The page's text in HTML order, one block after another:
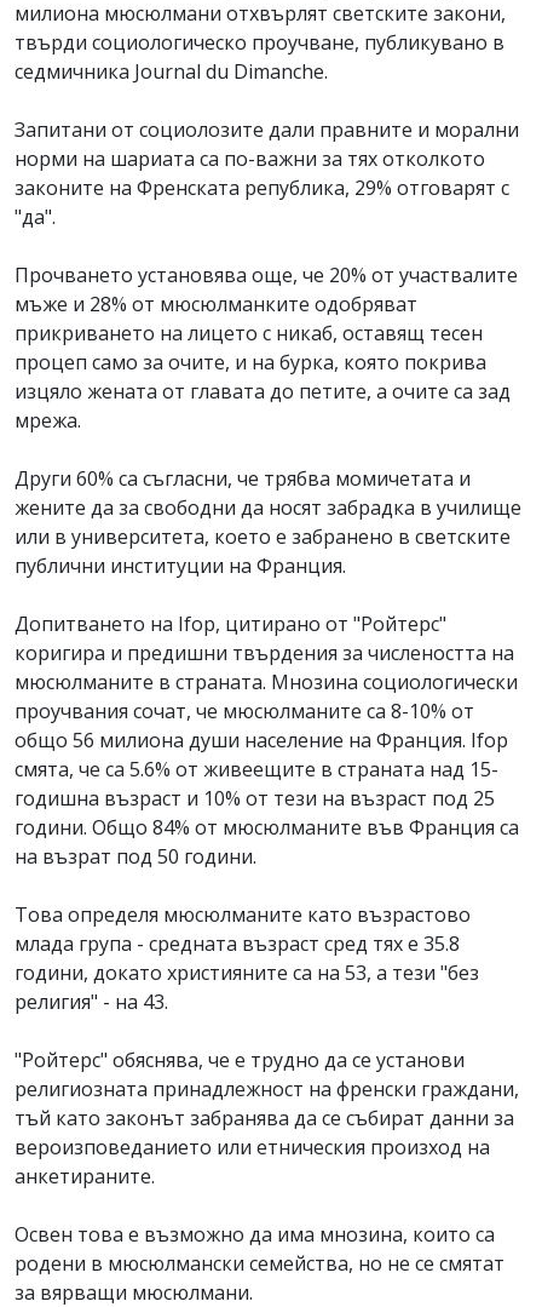
милиона мюсюлмани отхвърлят светските закони,
твърди социологическо проучване, публикувано в
седмичника Journal du Dimanche.
Запитани от социолозите дали правните и морални
норми на шариата са по-важни за тях отколкото
законите на Френската република, 29% отговарят с
"да".
Прочването установява още, че 20% от участвалите
мъже и 28% от мюсюлманките одобряват
прикриването на лицето с никаб, оставящ тесен
процеп само за очите, и на бурка, която покрива
изцяло жената от главата до петите, а очите са зад
мрежа.
Други 60% са съгласни, че трябва момичетата и
жените да за свободни да носят забрадка в училище
или в университета, което е забранено в светските
публични институции на Франция.
Допитването на Ifop, цитирано от "Ройтерс"
коригира и предишни твърдения за числеността на
мюсюлманите в страната. Мнозина социологически
проучвания сочат, че мюсюлманите са 8-10% от
общо 56 милиона души население на Франция. Ifop
смята, че са 5.6% от живеещите в страната над 15-
годишна възраст и 10% от тези на възраст под 25
години. Общо 84% от мюсюлманите във Франция са
на възрат под 50 години.
Това определя мюсюлманите като възрастово
млада група - средната възраст сред тях е 35.8
години, докато християните са на 53, а тези "без
религия" - на 43.
"Ройтерс" обяснява, че е трудно да се установи
религиозната принадлежност на френски граждани,
тъй като законът забранява да се събират данни за
вероизповеданието или етническия произход на
анкетираните.
Освен това е възможно да има мнозина, които са
родени в мюсюлмански семейства, но не се смятат
за вярващи мюсюлмани.